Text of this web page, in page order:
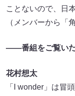
ことないので、日
（メンバーから「
――番組をご覧い
花村想太
「I wonder」は冒